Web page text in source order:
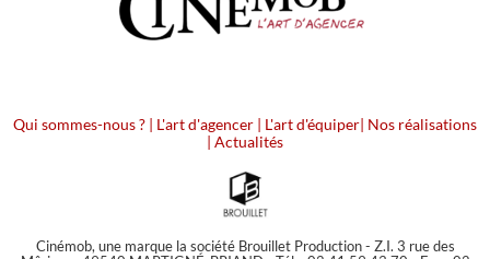
Qui sommes-nous ? | L'art d'agencer | L'art d'équiper| Nos réalisations
| Actualités
Cinémob, une marque la société Brouillet Production - Z.I. 3 rue des